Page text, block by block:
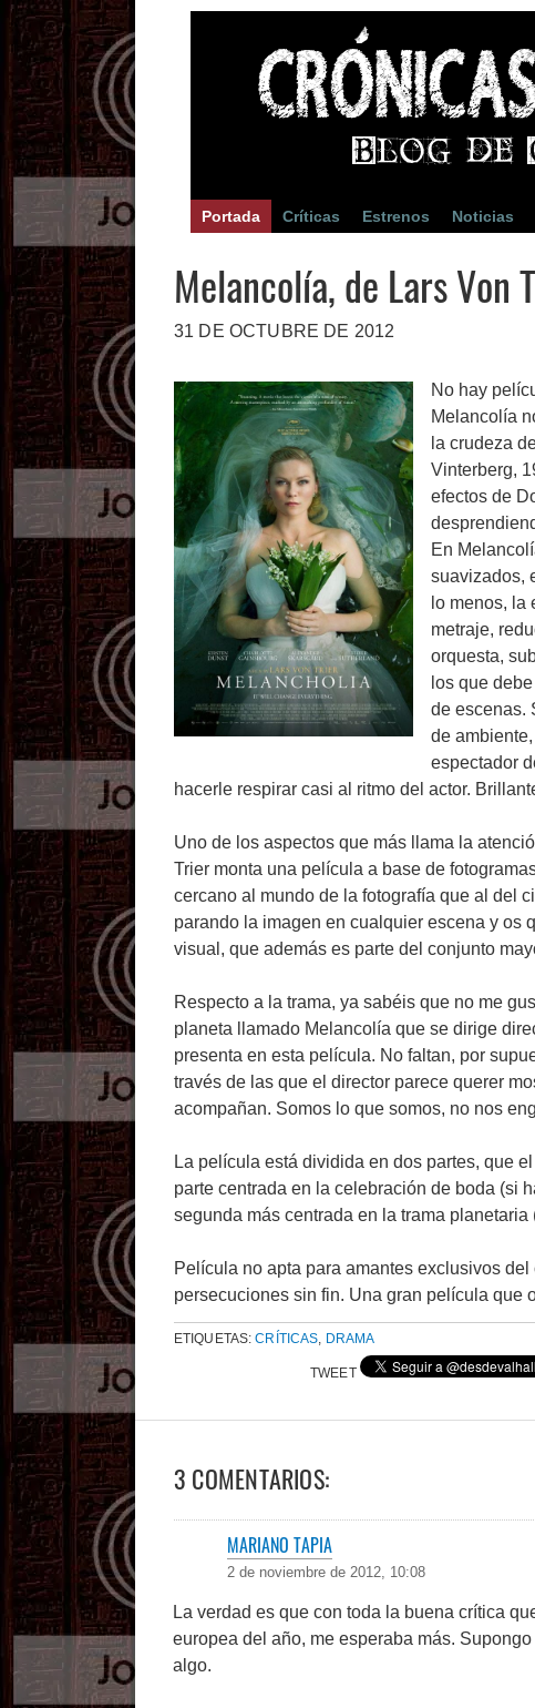
Portada Críticas Estrenos Noticias
Melancolía, de Lars Von
31 DE OCTUBRE DE 2012
No hay
Melancolía
la crudeza
Vinterberg,
efectos de
En
suavizados,
lo menos, la
metraje,
orquesta,
los que
de escenas.
de
espectador
hacerle respirar casi al ritmo del actor.
Uno de los aspectos que más llama la
Trier monta una película a base de
cercano al mundo de la fotografía que al del
parando la imagen en cualquier escena y os
visual, que además es parte del conjunto
Respecto a la trama, ya sabéis que no me
planeta llamado Melancolía que se dirige
presenta en esta película. No faltan, por
través de las que el director parece querer
acompañan. Somos lo que somos, no nos
La película está dividida en dos partes, que
parte centrada en la celebración de boda (si
segunda más centrada en la trama
Película no apta para amantes exclusivos
persecuciones sin fin. Una gran película que
ETIQUETAS:CRÍTICAS, DRAMA
TWEET
3 COMENTARIOS:
MARIANO TAPIA
2 de noviembre de 2012, 10:08
La verdad es que con toda la buena crítica
europea del año, me esperaba más.
algo.